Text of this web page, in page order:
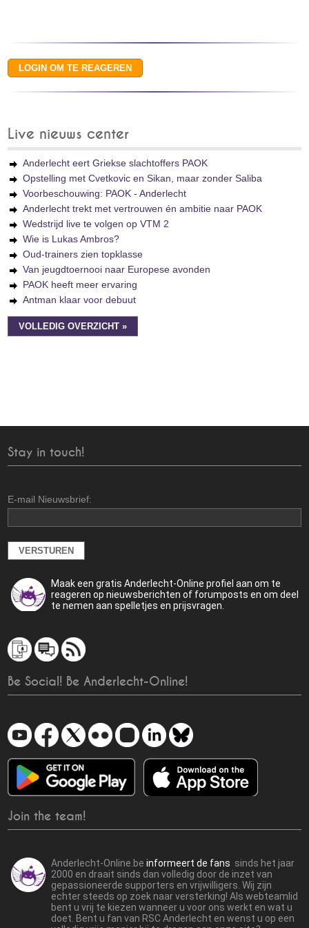
Live nieuws center
Anderlecht eert Griekse slachtoffers PAOK
Opstelling met Cvetkovic en Sikan, maar zonder Saliba
Voorbeschouwing: PAOK - Anderlecht
Anderlecht trekt met vertrouwen én ambitie naar PAOK
Wedstrijd live te volgen op VTM 2
Wie is Lukas Ambros?
Oud-trainers zien topklasse
Van jeugdtoernooi naar Europese avonden
PAOK heeft meer ervaring
Antman klaar voor debuut
VOLLEDIG OVERZICHT »
Stay in touch!
E-mail Nieuwsbrief:
Maak een gratis Anderlecht-Online profiel aan om te
reageren op nieuwsberichten of forumposts en om deel
te nemen aan spelletjes en prijsvragen.
Be Social! Be Anderlecht-Online!
Join the team!
Anderlecht-Online.beinformeert de fans sinds het jaar
2000 en draait sinds dan volledig door de inzet van
gepassioneerde supporters en vrijwilligers. Wij zijn
echter steeds op zoek naar versterking! Als webteamlid
bent u vrij te kiezen wanneer u voor ons werkt en wat u
doet. Bent u fan van RSC Anderlecht en wenst u op een